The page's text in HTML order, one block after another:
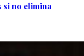
si no elimina